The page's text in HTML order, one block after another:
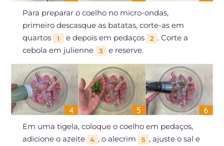
Para preparar o coelho no micro-ondas,
primeiro descasque as batatas, corte-as em
quartos
1 e depois em pedaços 2 . Corte a
cebola em julienne
3 e reserve.
Em uma tigela, coloque o coelho em pedaços,
adicione o azeite
4 , o alecrim 5 , ajuste o sal e